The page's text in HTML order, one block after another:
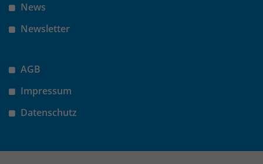
News
Newsletter
AGB
Impressum
Datenschutz